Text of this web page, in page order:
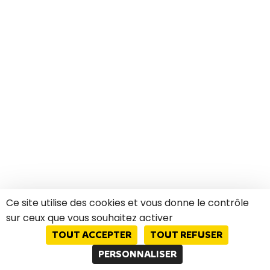
Ce site utilise des cookies et vous donne le contrôle
sur ceux que vous souhaitez activer
TOUT ACCEPTER
TOUT REFUSER
PERSONNALISER